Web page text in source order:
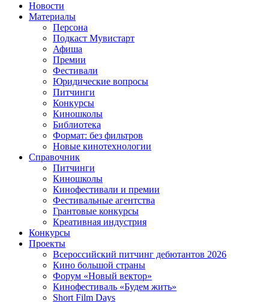
Новости
Материалы
Персона
Подкаст Мувистарт
Афиша
Премии
Фестивали
Юридические вопросы
Питчинги
Конкурсы
Киношколы
Библиотека
Формат: без фильтров
Новые кинотехнологии
Справочник
Питчинги
Киношколы
Кинофестивали и премии
Фестивальные агентства
Грантовые конкурсы
Креативная индустрия
Конкурсы
Проекты
Всероссийский питчинг дебютантов 2026
Кино большой страны
Форум «Новый вектор»
Кинофестиваль «Будем жить»
Short Film Days